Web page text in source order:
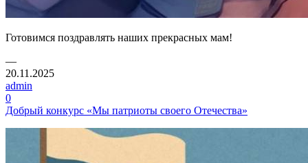
Готовимся поздравлять наших прекрасных мам!
—
20.11.2025
admin
0
Добрый конкурс «Мы патриоты своего Отечества»